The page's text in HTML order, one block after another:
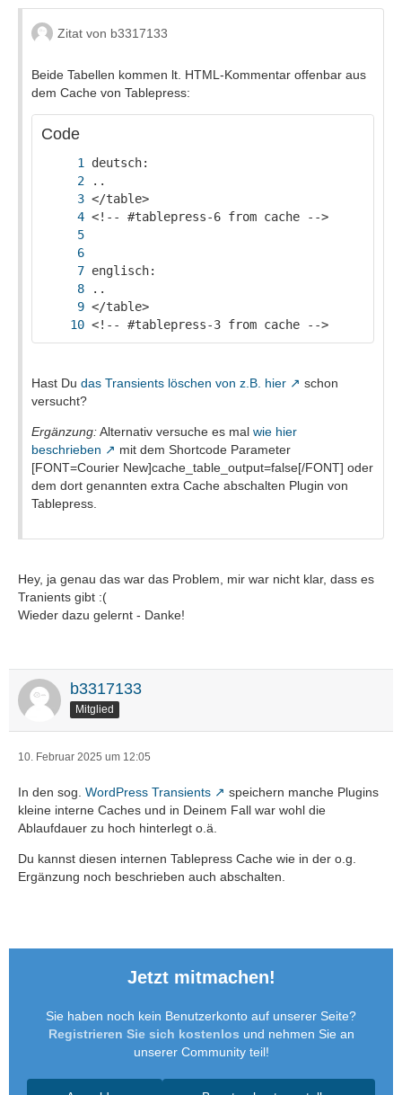
Zitat von b3317133
Beide Tabellen kommen lt. HTML-Kommentar offenbar aus
dem Cache von Tablepress:
Code
<!-- #tablepress-3 from cache -->
Hast Du das Transients löschen von z.B. hier
schon
versucht?
Ergänzung:Alternativ versuche es mal wie hier
beschrieben
mit dem Shortcode Parameter
[FONT=Courier New]cache_table_output=false[/FONT] oder
dem dort genannten extra Cache abschalten Plugin von
Tablepress.
Hey, ja genau das war das Problem, mir war nicht klar, dass es
Tranients gibt :(
Wieder dazu gelernt - Danke!
b3317133
Mitglied
10. Februar 2025 um 12:05
In den sog. WordPress Transients
speichern manche Plugins
kleine interne Caches und in Deinem Fall war wohl die
Ablaufdauer zu hoch hinterlegt o.ä.
Du kannst diesen internen Tablepress Cache wie in der o.g.
Ergänzung noch beschrieben auch abschalten.
Jetzt mitmachen!
Sie haben noch kein Benutzerkonto auf unserer Seite?
Registrieren Sie sich kostenlos und nehmen Sie an
unserer Community teil!